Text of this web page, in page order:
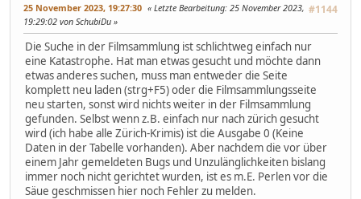
25 November 2023, 19:27:30 #1144
Letzte Bearbeitung: 25 November 2023,
19:29:02 von SchubiDu
Die Suche in der Filmsammlung ist schlichtweg einfach nur
eine Katastrophe. Hat man etwas gesucht und möchte dann
etwas anderes suchen, muss man entweder die Seite
komplett neu laden (strg+F5) oder die Filmsammlungsseite
neu starten, sonst wird nichts weiter in der Filmsammlung
gefunden. Selbst wenn z.B. einfach nur nach zürich gesucht
wird (ich habe alle Zürich-Krimis) ist die Ausgabe 0 (Keine
Daten in der Tabelle vorhanden). Aber nachdem die vor über
einem Jahr gemeldeten Bugs und Unzulänglichkeiten bislang
immer noch nicht gerichtet wurden, ist es m.E. Perlen vor die
Säue geschmissen hier noch Fehler zu melden.